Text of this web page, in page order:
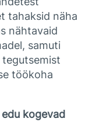
tahaksid näha
nähtavaid
samuti
töökoha
kogevad